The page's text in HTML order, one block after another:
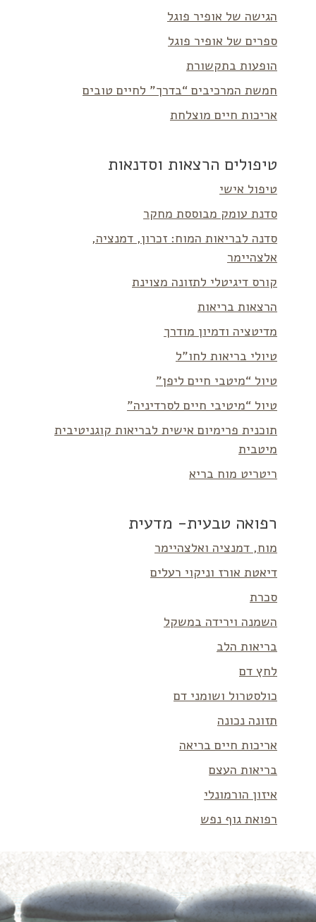
הגישה של אופיר פוגל
ספרים של אופיר פוגל
הופעות בתקשורת
חמשת המרכיבים “בדרך” לחיים טובים
אריכות חיים מוצלחת
טיפולים הרצאות וסדנאות
טיפול אישי
סדנת עומק מבוססת מחקר
סדנה לבריאות המוח: זכרון, דמנציה,
אלצהיימר
קורס דיגיטלי לתזונה מצוינת
הרצאות בריאות
מדיטציה ודמיון מודרך
טיולי בריאות לחו”ל
טיול “מיטבי חיים ליפן”
טיול “מיטיבי חיים לסרדיניה”
תוכנית פרימיום אישית לבריאות קוגניטיבית
מיטבית
ריטריט מוח בריא
רפואה טבעית- מדעית
מוח, דמנציה ואלצהיימר
דיאטת אורז וניקוי רעלים
סכרת
השמנה וירידה במשקל
בריאות הלב
לחץ דם
כולסטרול ושומני דם
תזונה נכונה
אריכות חיים בריאה
בריאות העצם
איזון הורמונלי
רפואת גוף נפש